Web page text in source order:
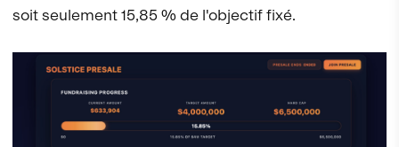
soit seulement 15,85 % de l'objectif fixé.